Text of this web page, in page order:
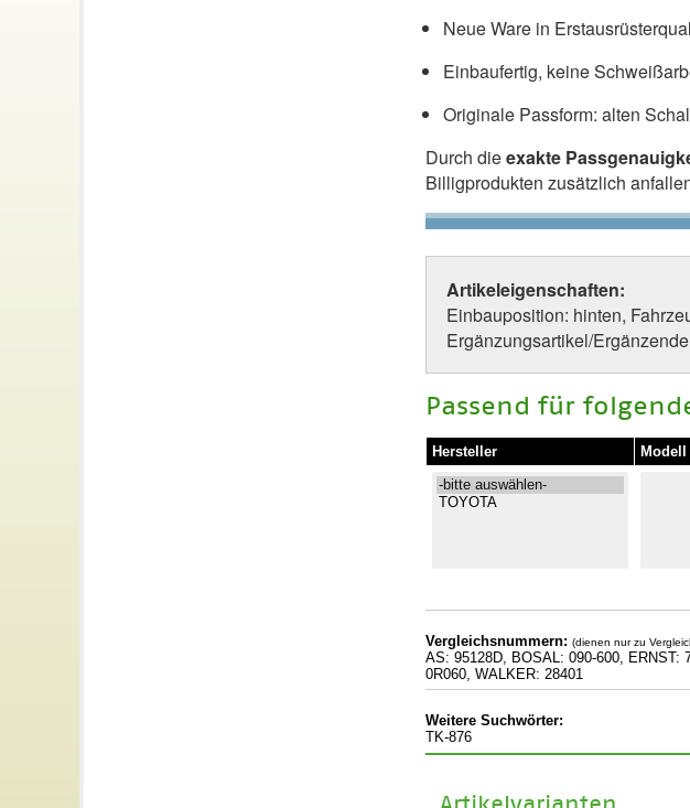
Neue Ware in
Einbaufertig, keine
Originale Passform: alten
Durch dieexakte
Billigprodukten zusätzlich
Artikeleigenschaften:
Einbauposition: hinten,
Ergänzungsartikel/
Passend für
Hersteller Modell
Vergleichsnummern: (dienen nur zu
AS: 95128D, BOSAL: 090-600, ERNST:
0R060, WALKER: 28401
Weitere Suchwörter:
TK-876